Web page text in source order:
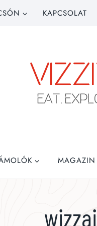
KAPCSOLAT
MAGAZIN